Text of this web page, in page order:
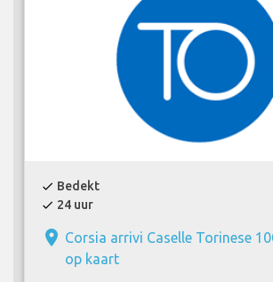
check Bedekt
check 24 uur
place Corsia arrivi Caselle Torinese
op kaart